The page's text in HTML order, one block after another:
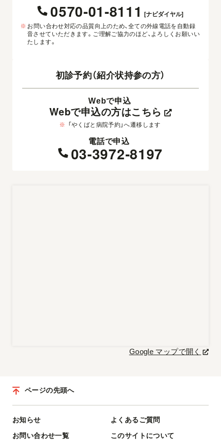
0570-01-8111 [ナビダイヤル]
※ お問い合わせ対応の品質向上のため、全ての外線電話を自動録
音させていただきます。ご理解ご協力のほど、よろしくお願いい
たします。
初診予約（紹介状持参の方）
Webで申込
Webで申込の方はこちら
※ 「やくばと病院予約」へ遷移します
電話で申込
03-3972-8197
Google マップで開く
お知らせ
よくあるご質問
お問い合わせ一覧
このサイトについて
ページの先頭へ